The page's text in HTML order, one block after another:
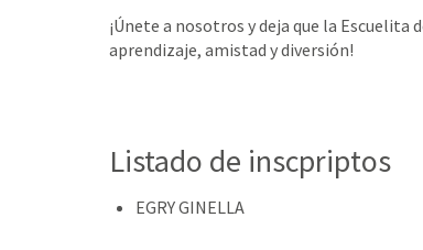
¡Únete a nosotros y deja que la Escuelita
aprendizaje, amistad y diversión!
Listado de inscpriptos
EGRY GINELLA